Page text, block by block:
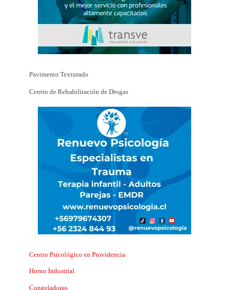
Pavimento Texturado
Centro de Rehabilitación de Drogas
Centro Psicológico en Providencia
Horno Industrial
Congeladoras